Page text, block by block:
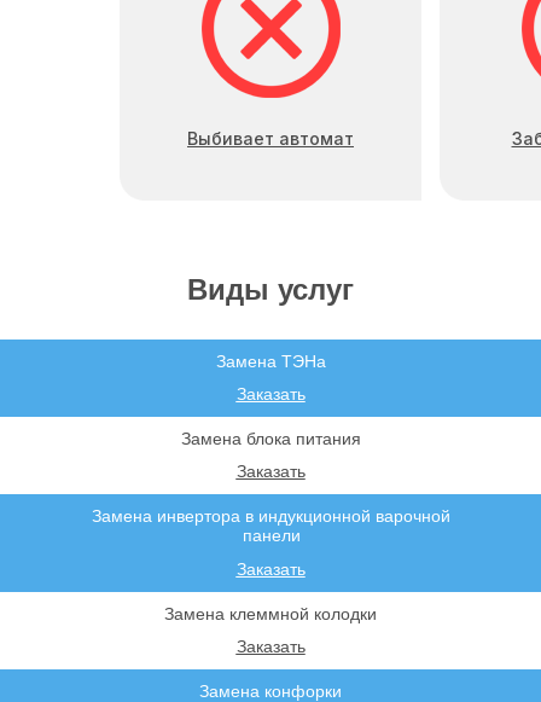
Выбивает автомат
Виды услуг
Замена ТЭНа
Замена инвертора в индукционной варочной
панели
Замена конфорки
Замена клеммной колодки
Замена блока питания
Заказать
Заказать
Заказать
Заказать